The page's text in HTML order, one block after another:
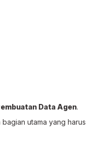
Data Agen.
utama yang harus